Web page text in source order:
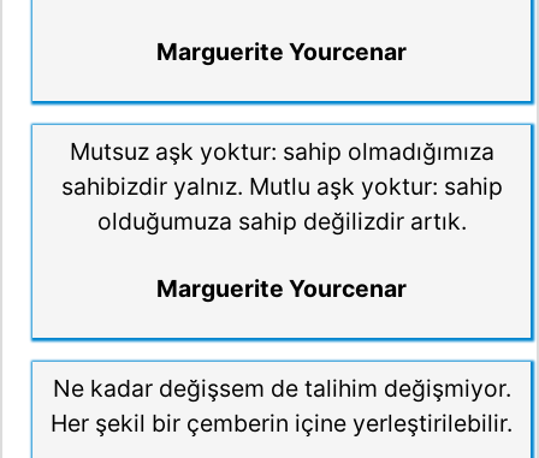
Marguerite Yourcenar
Mutsuz aşk yoktur: sahip olmadığımıza
sahibizdir yalnız. Mutlu aşk yoktur: sahip
olduğumuza sahip değilizdir artık.
Marguerite Yourcenar
Ne kadar değişsem de talihim değişmiyor.
Her şekil bir çemberin içine yerleştirilebilir.